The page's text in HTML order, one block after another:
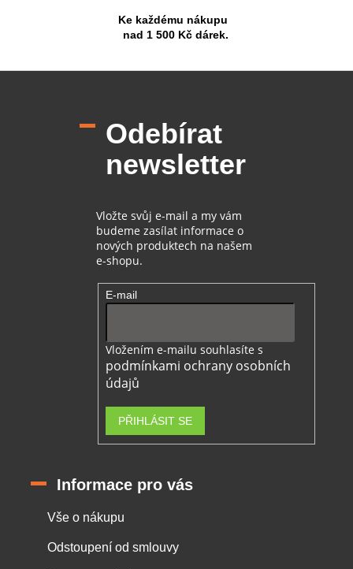
Ke každému nákupu
nad 1 500 Kč dárek.
Odebírat
newsletter
Vložte svůj e-mail a my vám
budeme zasílat informace o
nových produktech na našem
e-shopu.
E-mail
Vložením e-mailu souhlasíte s
podmínkami ochrany osobních
údajů
PŘIHLÁSIT SE
Informace pro vás
Vše o nákupu
Odstoupení od smlouvy